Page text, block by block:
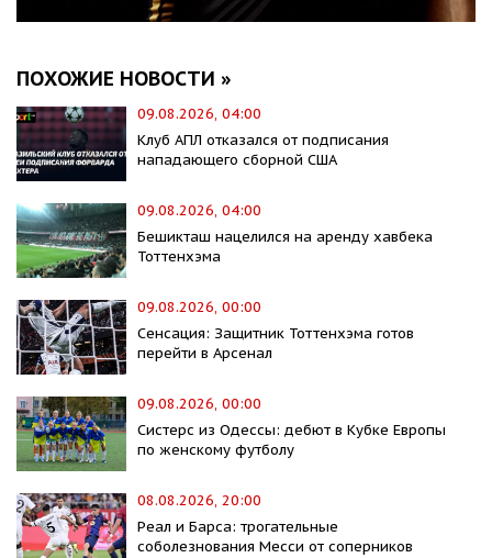
ПОХОЖИЕ НОВОСТИ »
09.08.2026, 04:00
Клуб АПЛ отказался от подписания
нападающего сборной США
09.08.2026, 04:00
Бешикташ нацелился на аренду хавбека
Тоттенхэма
09.08.2026, 00:00
Сенсация: Защитник Тоттенхэма готов
перейти в Арсенал
09.08.2026, 00:00
Систерс из Одессы: дебют в Кубке Европы
по женскому футболу
08.08.2026, 20:00
Реал и Барса: трогательные
соболезнования Месси от соперников